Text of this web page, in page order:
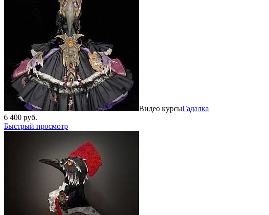
Видео курсыГадалка
6 400 руб.
Быстрый просмотр